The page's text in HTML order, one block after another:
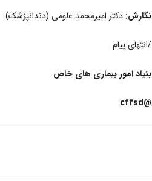
نگارش: دکتر امیرمحمد علومی (دندانپزشک)
/انتهای پیام
بنیاد امور بیماری های خاص
@cffsd